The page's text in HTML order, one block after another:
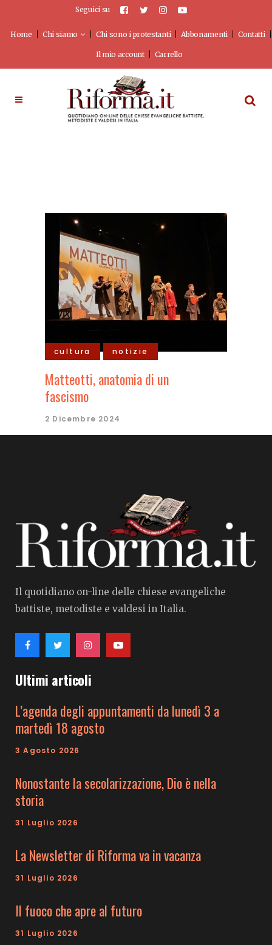
Seguici su
Home Chi siamo Chi sono i protestanti Abbonamenti Contatti
Il mio account Carrello
cultura notizie
Matteotti, anatomia di un
fascismo
2 Dicembre 2024
Il quotidiano on-line delle chiese evangeliche
battiste, metodiste e valdesi in Italia.
Ultimi articoli
L’agenda degli appuntamenti da lunedì 3 a
martedì 18 agosto
3 Agosto 2026
Nonostante la secolarizzazione, Dio è nella
storia
31 Luglio 2026
La Newsletter di Riforma va in vacanza
31 Luglio 2026
Il fuoco che apre al futuro
31 Luglio 2026